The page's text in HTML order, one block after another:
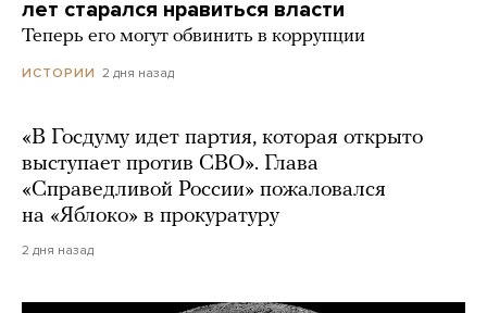
лет старался нравиться власти
Теперь его могут обвинить в коррупции
ИСТОРИИ 2 дня назад
«В Госдуму идет партия, которая открыто
выступает против СВО». Глава
«Справедливой России» пожаловался
на «Яблоко» в прокуратуру
2 дня назад